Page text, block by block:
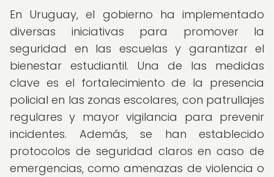
En Uruguay, el gobierno ha implementado
diversas iniciativas para promover la
seguridad en las escuelas y garantizar el
bienestar estudiantil. Una de las medidas
clave es el fortalecimiento de la presencia
policial en las zonas escolares, con patrullajes
regulares y mayor vigilancia para prevenir
incidentes. Además, se han establecido
protocolos de seguridad claros en caso de
emergencias, como amenazas de violencia o